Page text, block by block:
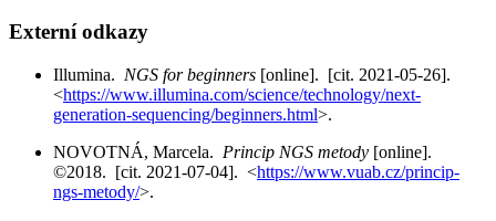
Externí odkazy
Illumina. NGS for beginners [online]. [cit. 2021-05-26].
<https://www.illumina.com/science/technology/next-
generation-sequencing/beginners.html>.
NOVOTNÁ, Marcela. Princip NGS metody [online].
©2018. [cit. 2021-07-04]. <https://www.vuab.cz/princip-
ngs-metody/>.